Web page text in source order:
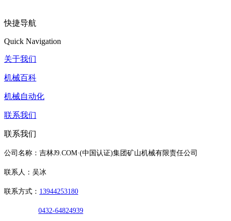
快捷导航
Quick Navigation
关于我们
机械百科
机械自动化
联系我们
联系我们
公司名称：吉林J9.COM·(中国认证)集团矿山机械有限责任公司
联系人：吴冰
联系方式： 13944253180
0432-64824939